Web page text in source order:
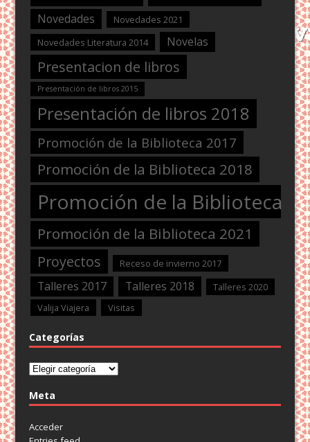
Novedades
Novedades 2021
Novedades Literatura 2014
Novelas
Presentacion de libros
Presentación de libros 2015
Presentación de libros 2018
Promoción de la Biblioteca 2017
Promoción de la Biblioteca 2018
Promoción de la Biblioteca
Promoción de la Biblioteca 2021
Proyectos Receso de invierno 2017
Talleres 2017 Talleres 2018
Talleres 2020
Valija Viajera
Visitas
Categorías
Categorías
Meta
Acceder